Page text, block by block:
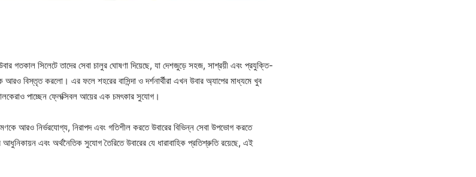
উবার গতকাল সিলেটে তাদের সেবা চালুর ঘোষণা দিয়েছে, যা দেশজুড়ে সহজ, সাশ্রয়ী এবং প্রযুক্তি-
আরও বিস্তৃত করলো। এর ফলে শহরের বাসিন্দা ও দর্শনার্থীরা এখন উবার অ্যাপের মাধ্যমে খুব
পাচ্ছেন ফ্লেক্সিবল আয়ের এক চমৎকার সুযোগ।
আরও নির্ভরযোগ্য, নিরাপদ এবং গতিশীল করতে উবারের বিভিন্ন সেবা উপভোগ করতে
আধুনিকায়ন এবং অর্থনৈতিক সুযোগ তৈরিতে উবারের যে ধারাবাহিক প্রতিশ্রুতি রয়েছে, এই